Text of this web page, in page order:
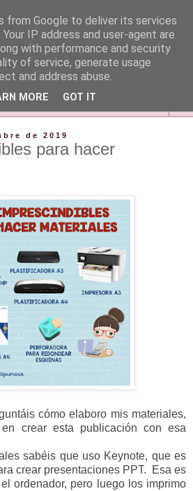
de 2019
para hacer
cómo elaboro mis materiales,
crear esta publicación con esa
sabéis que uso Keynote, que es
crear presentaciones PPT. Esa es
ordenador, pero luego los imprimo
from Google to deliver its services
IP address and user-agent are
with performance and security
of service, generate usage
and address abuse.
MORE GOT IT